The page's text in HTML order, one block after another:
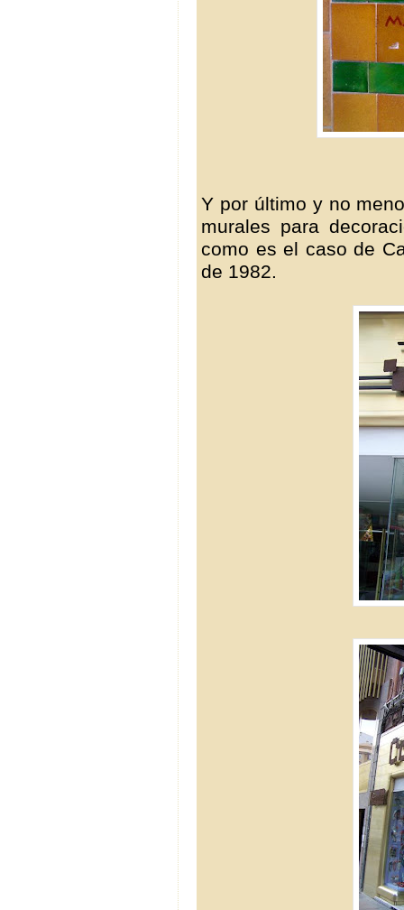
Y por último y no
murales para
como es el caso de
de 1982.